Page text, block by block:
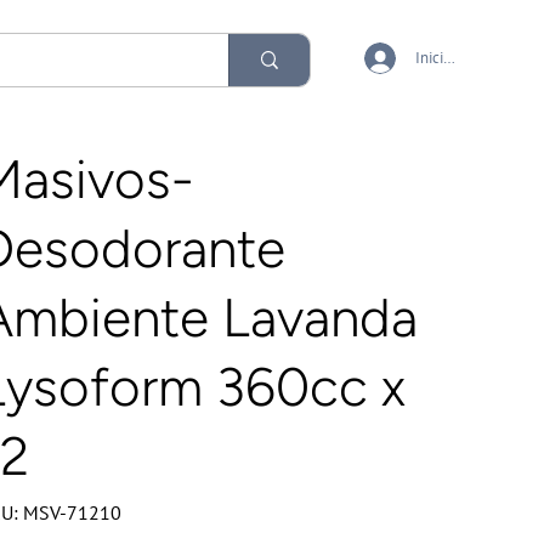
Iniciar sesión
Lavanda
360cc x
SKU
MSV-
MSV-71210